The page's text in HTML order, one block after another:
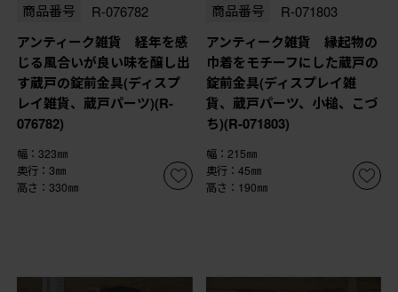
商品番号 R-076782
アンティーク雑貨 経年を感
じる風合いが良い味を醸し出
す蔵戸の錠前金具(ディスプ
レイ雑貨、蔵戸パーツ)(R-
076782)
幅：323㎜
奥行：3㎜
高さ：330㎜
商品番号 R-071803
アンティーク雑貨 縁起物の
巾着をモチーフにした蔵戸の
錠前金具(ディスプレイ雑
貨、蔵戸パーツ、小槌、こづ
ち)(R-071803)
幅：215㎜
奥行：45㎜
高さ：190㎜